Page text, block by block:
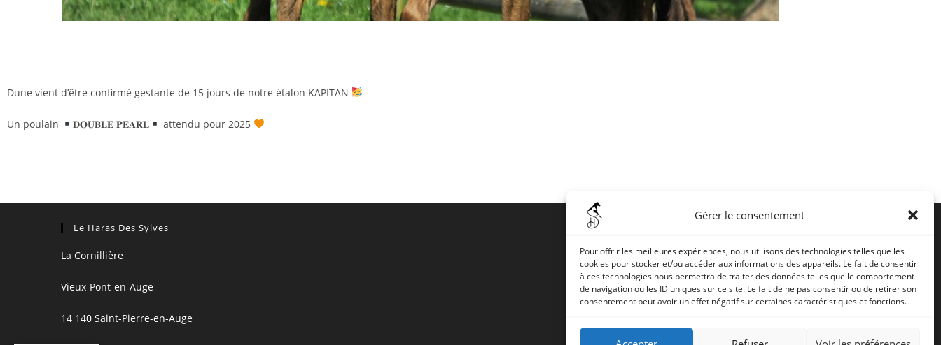
Gérer le consentement
Pour offrir les meilleures expériences, nous utilisons des technologies telles que les
cookies pour stocker et/ou accéder aux informations des appareils. Le fait de consentir
à ces technologies nous permettra de traiter des données telles que le comportement
de navigation ou les ID uniques sur ce site. Le fait de ne pas consentir ou de retirer son
consentement peut avoir un effet négatif sur certaines caractéristiques et fonctions.
Dune vient d’être confirmé gestante de 15 jours de notre étalon KAPITAN
Un poulain 𝐃𝐎𝐔𝐁𝐋𝐄 𝐏𝐄𝐀𝐑𝐋 attendu pour 2025
Le Haras Des Sylves
La Cornillière
Vieux-Pont-en-Auge
14 140 Saint-Pierre-en-Auge